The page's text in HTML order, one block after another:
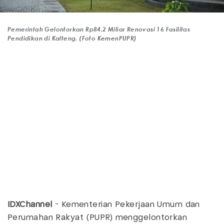
Pemerintah Gelontorkan Rp84,2 Miliar Renovasi 16 Fasilitas
Pendidikan di Kalteng. (Foto KemenPUPR)
IDXChannel - Kementerian Pekerjaan Umum dan
Perumahan Rakyat (PUPR) menggelontorkan